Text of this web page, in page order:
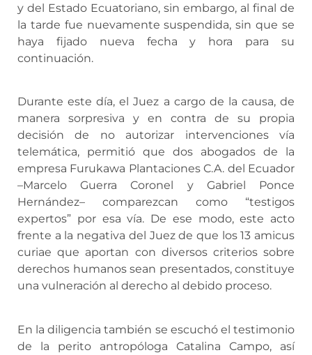
y del Estado Ecuatoriano, sin embargo, al final de
la tarde fue nuevamente suspendida, sin que se
haya fijado nueva fecha y hora para su
continuación.
Durante este día, el Juez a cargo de la causa, de
manera sorpresiva y en contra de su propia
decisión de no autorizar intervenciones vía
telemática, permitió que dos abogados de la
empresa Furukawa Plantaciones C.A. del Ecuador
–Marcelo Guerra Coronel y Gabriel Ponce
Hernández– comparezcan como “testigos
expertos” por esa vía. De ese modo, este acto
frente a la negativa del Juez de que los 13 amicus
curiae que aportan con diversos criterios sobre
derechos humanos sean presentados, constituye
una vulneración al derecho al debido proceso.
En la diligencia también se escuchó el testimonio
de la perito antropóloga Catalina Campo, así